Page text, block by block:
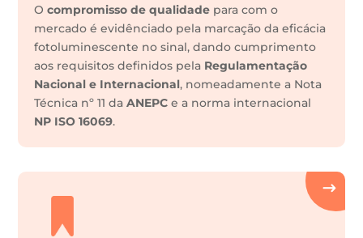
Ocompromisso de qualidade para com o
mercado é evidênciado pela marcação da eficácia
fotoluminescente no sinal, dando cumprimento
aos requisitos definidos pela Regulamentação
Nacional e Internacional, nomeadamente a Nota
Técnica nº 11 daANEPC e a norma internacional
NP ISO 16069.